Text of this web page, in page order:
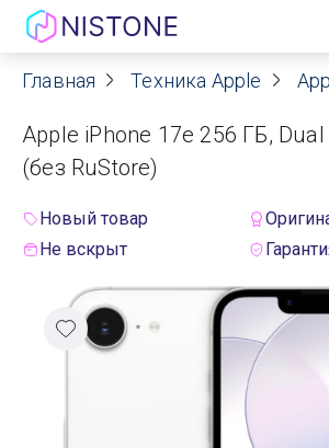
Акции
О нас
Договор оферты
Реквизиты
Главная Техника Apple
Apple iPhone 17e 256 ГБ,
(без RuStore)
Новый товар
Не вскрыт